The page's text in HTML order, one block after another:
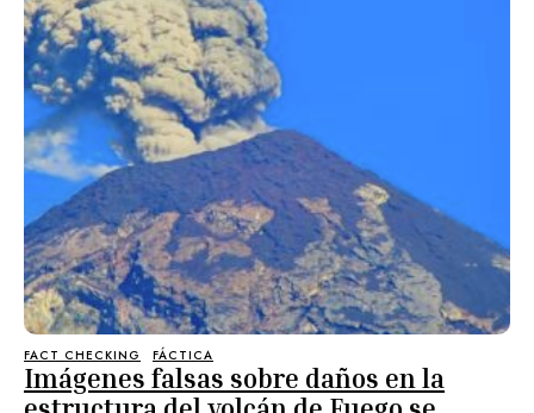
FACT CHECKING FÁCTICA
Imágenes falsas sobre daños en la